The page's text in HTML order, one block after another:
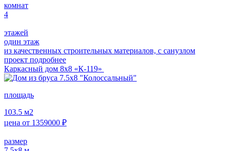
комнат
4
этажей
один этаж
из качественных строительных материалов, с санузлом
проект подробнее
Каркасный дом 8х8 «К-119»
площадь
103.5 м2
цена от 1359000 ₽
размер